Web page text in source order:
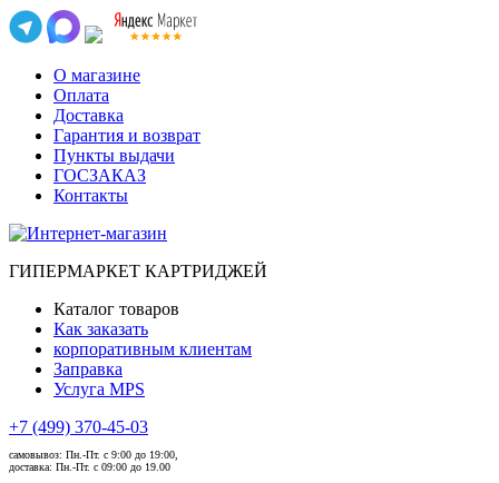
О магазине
Оплата
Доставка
Гарантия и возврат
Пункты выдачи
ГОСЗАКАЗ
Контакты
ГИПЕРМАРКЕТ КАРТРИДЖЕЙ
Каталог товаров
Как заказать
корпоративным клиентам
Заправка
Услуга MPS
+7 (499) 370-45-03
самовывоз: Пн.-Пт. с 9:00 до 19:00,
доставка: Пн.-Пт. с 09:00 до 19.00